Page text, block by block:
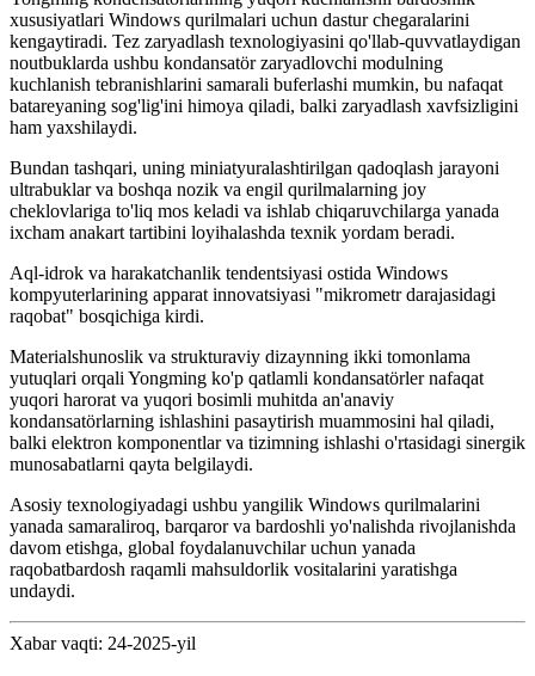
xususiyatlari Windows qurilmalari uchun dastur chegaralarini
kengaytiradi. Tez zaryadlash texnologiyasini qo'llab-quvvatlaydigan
noutbuklarda ushbu kondansatör zaryadlovchi modulning
kuchlanish tebranishlarini samarali buferlashi mumkin, bu nafaqat
batareyaning sog'lig'ini himoya qiladi, balki zaryadlash xavfsizligini
ham yaxshilaydi.
Bundan tashqari, uning miniatyuralashtirilgan qadoqlash jarayoni
ultrabuklar va boshqa nozik va engil qurilmalarning joy
cheklovlariga to'liq mos keladi va ishlab chiqaruvchilarga yanada
ixcham anakart tartibini loyihalashda texnik yordam beradi.
Aql-idrok va harakatchanlik tendentsiyasi ostida Windows
kompyuterlarining apparat innovatsiyasi "mikrometr darajasidagi
raqobat" bosqichiga kirdi.
Materialshunoslik va strukturaviy dizaynning ikki tomonlama
yutuqlari orqali Yongming ko'p qatlamli kondansatörler nafaqat
yuqori harorat va yuqori bosimli muhitda an'anaviy
kondansatörlarning ishlashini pasaytirish muammosini hal qiladi,
balki elektron komponentlar va tizimning ishlashi o'rtasidagi sinergik
munosabatlarni qayta belgilaydi.
Asosiy texnologiyadagi ushbu yangilik Windows qurilmalarini
yanada samaraliroq, barqaror va bardoshli yo'nalishda rivojlanishda
davom etishga, global foydalanuvchilar uchun yanada
raqobatbardosh raqamli mahsuldorlik vositalarini yaratishga
undaydi.
Xabar vaqti: 24-2025-yil